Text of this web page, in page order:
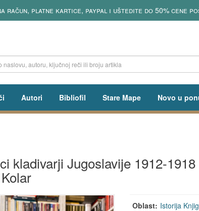
račun, platne kartice, paypal i uštedite do 50% cene
Autori Bibliofil Stare Mape Novo u
kladivarji Jugoslavije 1912-
Oblast: Istorija